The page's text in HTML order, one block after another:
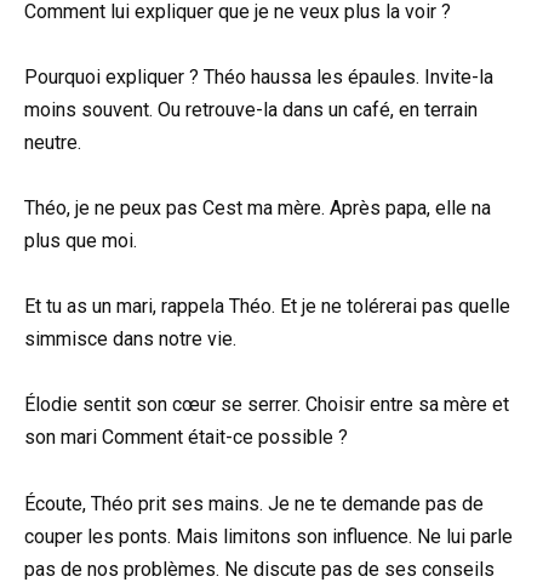
Comment lui expliquer que je ne veux plus la voir ?
Pourquoi expliquer ? Théo haussa les épaules. Invite-la
moins souvent. Ou retrouve-la dans un café, en terrain
neutre.
Théo, je ne peux pas Cest ma mère. Après papa, elle na
plus que moi.
Et tu as un mari, rappela Théo. Et je ne tolérerai pas quelle
simmisce dans notre vie.
Élodie sentit son cœur se serrer. Choisir entre sa mère et
son mari Comment était-ce possible ?
Écoute, Théo prit ses mains. Je ne te demande pas de
couper les ponts. Mais limitons son influence. Ne lui parle
pas de nos problèmes. Ne discute pas de ses conseils